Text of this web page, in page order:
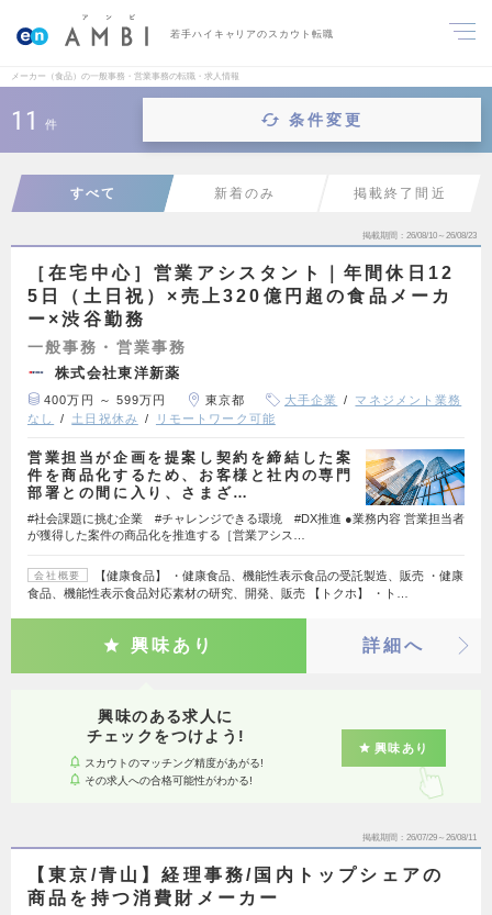
若手ハイキャリアのスカウト転職
メーカー（食品）の一般事務・営業事務の転職・求人情報
11 件 条件変更
すべて 新着のみ 掲載終了間近
掲載期間 26/08/10～26/08/23
［在宅中心］営業アシスタント｜年間休日12
5日（土日祝）×売上320億円超の食品メーカ
ー×渋谷勤務
一般事務・営業事務
株式会社東洋新薬
400万円 ～ 599万円 東京都 大手企業
マネジメント業務
なし
土日祝休み リモートワーク可能
営業担当が企画を提案し契約を締結した案
件を商品化するため、お客様と社内の専門
部署との間に入り、さまざ…
#社会課題に挑む企業 #チャレンジできる環境 #DX推進 ●業務内容 営業担当者
が獲得した案件の商品化を推進する［営業アシス…
会社概要
【健康食品】 ・健康食品、機能性表示食品の受託製造、販売 ・健康
食品、機能性表示食品対応素材の研究、開発、販売 【トクホ】 ・ト…
興味あり 詳細へ
興味のある求人に
チェックをつけよう!
スカウトのマッチング精度があがる!
その求人への合格可能性がわかる!
興味あり
掲載期間 26/07/29～26/08/11
【東京/青山】経理事務/国内トップシェアの
商品を持つ消費財メーカー